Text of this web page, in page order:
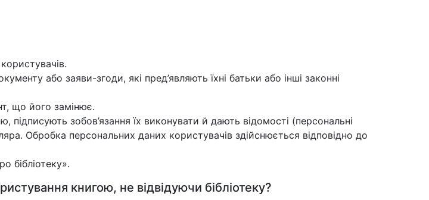
або заяви-згоди, які пред’являють їхні батьки або інші законні
що його замінює.
зобов’язання їх виконувати й дають відомості (персональні
Обробка персональних даних користувачів здійснюється відповідно до
бібліотеку».
книгою, не відвідуючи бібліотеку?